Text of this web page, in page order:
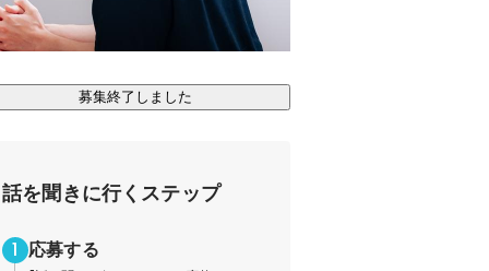
募集終了しました
話を聞きに行くステップ
応募する